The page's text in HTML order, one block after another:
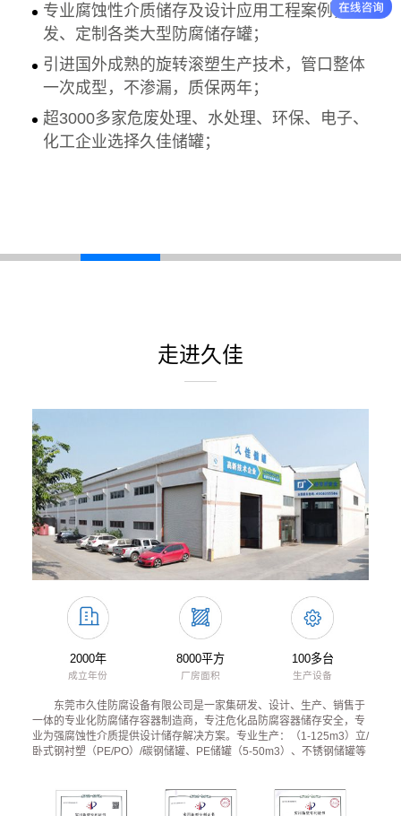
专业腐蚀性介质储存及设计应用工程案例，研
发、定制各类大型防腐储存罐；
引进国外成熟的旋转滚塑生产技术，管口整体
一次成型，不渗漏，质保两年；
超3000多家危废处理、水处理、环保、电子、
化工企业选择久佳储罐；
走进久佳
2000年
成立年份
8000平方
厂房面积
100多台
生产设备
东莞市久佳防腐设备有限公司是一家集研发、设计、生产、销售于
一体的专业化防腐储存容器制造商，专注危化品防腐容器储存安全，专
业为强腐蚀性介质提供设计储存解决方案。专业生产：（1-125m3）立/
卧式钢衬塑（PE/PO）/碳钢储罐、PE储罐（5-50m3）、不锈钢储罐等